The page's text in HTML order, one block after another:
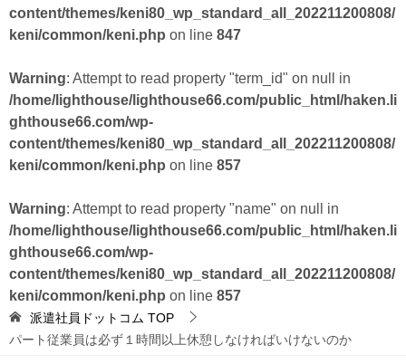
content/themes/keni80_wp_standard_all_202211200808/
keni/common/keni.php on line 847
Warning: Attempt to read property "term_id" on null in
/home/lighthouse/lighthouse66.com/public_html/haken.li
ghthouse66.com/wp-
content/themes/keni80_wp_standard_all_202211200808/
keni/common/keni.php on line 857
Warning: Attempt to read property "name" on null in
/home/lighthouse/lighthouse66.com/public_html/haken.li
ghthouse66.com/wp-
content/themes/keni80_wp_standard_all_202211200808/
keni/common/keni.php on line 857
派遣社員ドットコム TOP
パート従業員は必ず１時間以上休憩しなければいけないのか